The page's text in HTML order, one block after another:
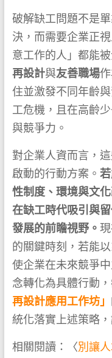
破解缺工問題不是
決，而需要企業正
意工作的人」都能
再設計與友善職場
住並激發不同年齡
工危機，且在高齡
與競爭力。
對企業人資而言，
啟動的行動方案。
性制度、環境與文
在缺工時代吸引與
發展的前瞻視野。
的關鍵時刻，若能
使企業在未來競爭
念轉化為具體行動
再設計應用工作坊」
統化落實上述策略
相關閱讀：〈別讓